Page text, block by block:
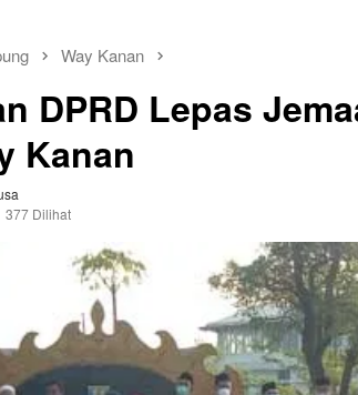
Way Kanan
DPRD Lepas
Kanan
377 Dilihat